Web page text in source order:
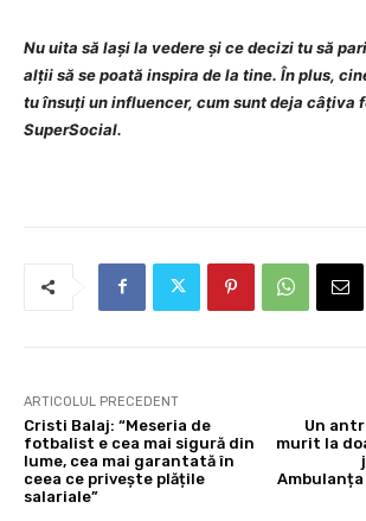
Nu uita să lași la vedere și ce decizi tu să
alții să se poată inspira de la tine. În plus,
tu însuți un influencer, cum sunt deja câțiva
SuperSocial.
ARTICOLUL PRECEDENT
Cristi Balaj: “Meseria de
fotbalist e cea mai sigură din
lume, cea mai garantată în
ceea ce privește plățile
salariale”
Un
murit la
Ambulanța